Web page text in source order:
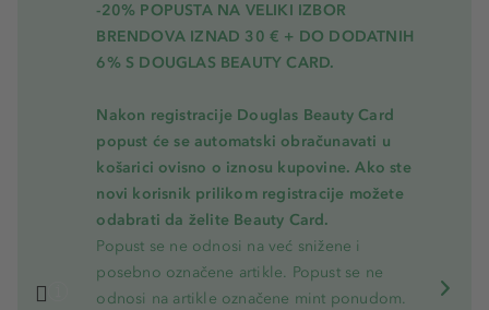
-20% POPUSTA NA VELIKI IZBOR
BRENDOVA IZNAD 30 € + DO DODATNIH
6% S DOUGLAS BEAUTY CARD.
Nakon registracije Douglas Beauty Card
popust će se automatski obračunavati u
košarici ovisno o iznosu kupovine. Ako ste
novi korisnik prilikom registracije možete
odabrati da želite Beauty Card.
Popust se ne odnosi na već snižene i
posebno označene artikle. Popust se ne
odnosi na artikle označene mint ponudom.